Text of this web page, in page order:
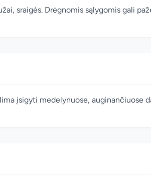
sraigės. Drėgnomis sąlygomis gali
įsigyti medelynuose, auginančiuose